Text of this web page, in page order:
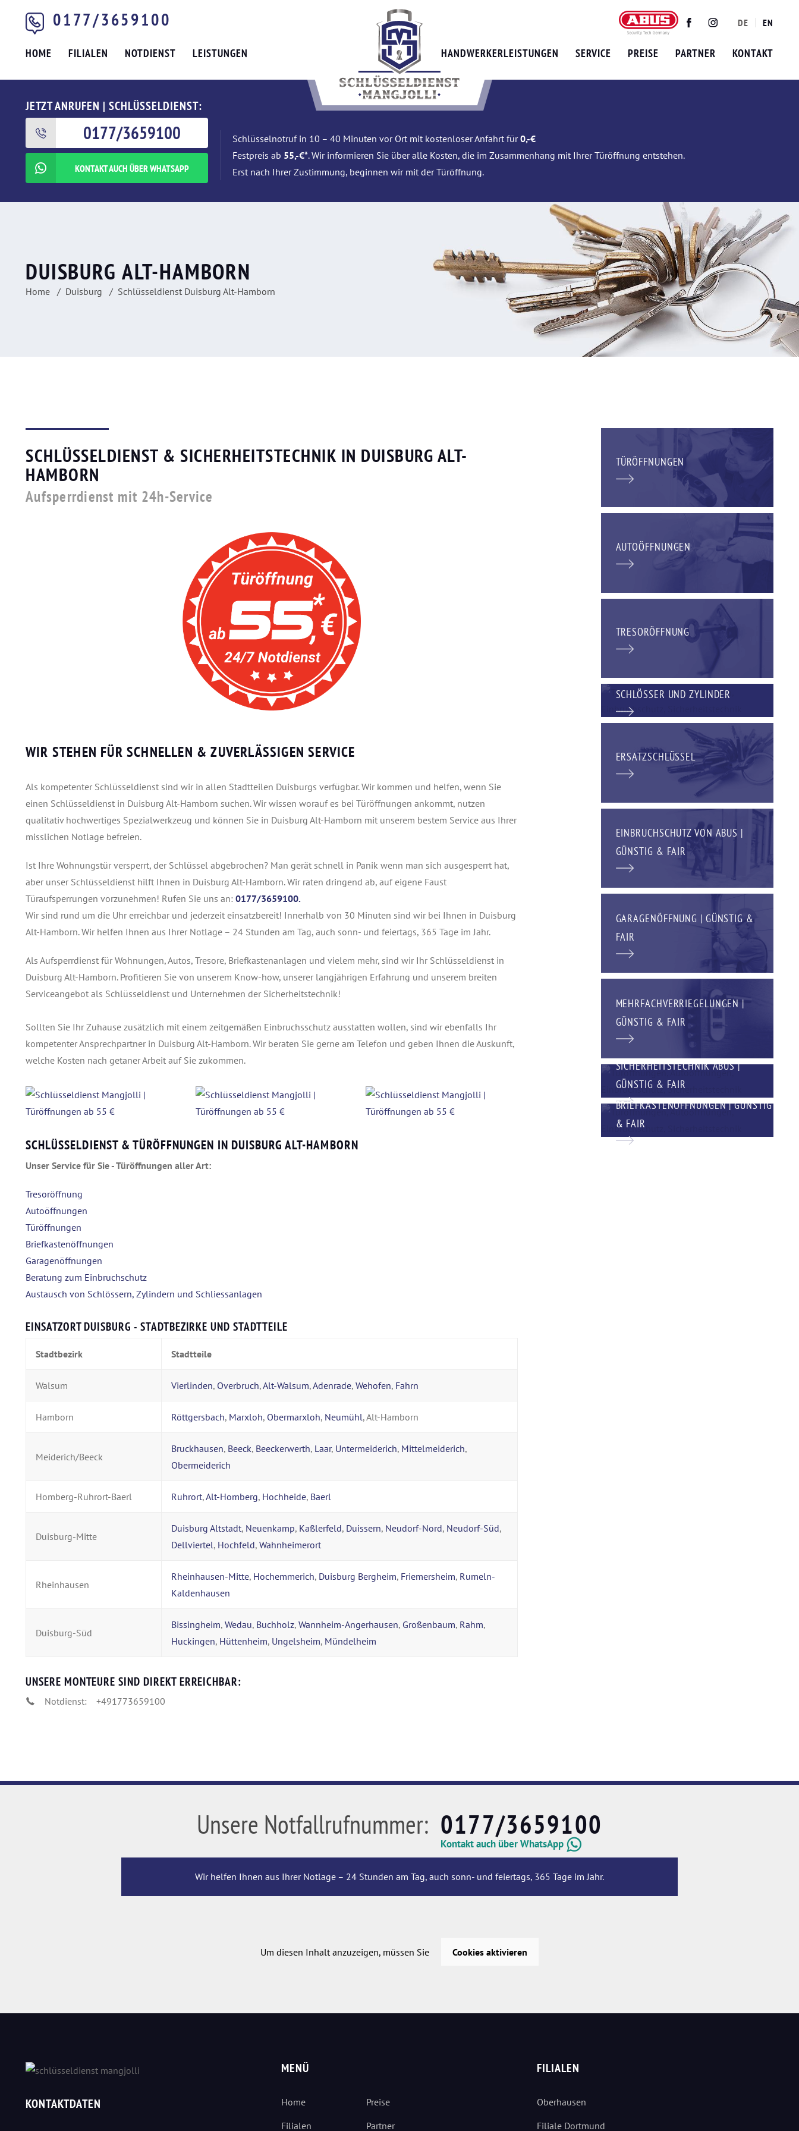
0177/3659100 TwitterFacebookInstagram
DE EN
HOME FILIALEN NOTDIENST LEISTUNGEN HANDWERKERLEISTUNGEN SERVICE PREISE PARTNER KONTAKT
JETZT ANRUFEN | SCHLÜSSELDIENST:
0177/3659100
KONTAKT AUCH ÜBER WHATSAPP
Schlüsselnotruf in 10 – 40 Minuten vor Ort mit kostenloser Anfahrt für0,-€
Festpreis ab 55,-€*. Wir informieren Sie über alle Kosten, die im Zusammenhang mit Ihrer Türöffnung entstehen.
Erst nach Ihrer Zustimmung, beginnen wir mit der Türöffnung.
DUISBURG ALT-HAMBORN
Home Duisburg Schlüsseldienst Duisburg Alt-Hamborn
SCHLÜSSELDIENST & SICHERHEITSTECHNIK IN DUISBURG ALT-
HAMBORN
Aufsperrdienst mit 24h-Service
WIR STEHEN FÜR SCHNELLEN & ZUVERLÄSSIGEN SERVICE
Als kompetenter Schlüsseldienst sind wir in allen Stadtteilen Duisburgs verfügbar. Wir kommen und helfen, wenn Sie
einen Schlüsseldienst in Duisburg Alt-Hamborn suchen. Wir wissen worauf es bei Türöffnungen ankommt, nutzen
qualitativ hochwertiges Spezialwerkzeug und können Sie in Duisburg Alt-Hamborn mit unserem bestem Service aus Ihrer
misslichen Notlage befreien.
Ist Ihre Wohnungstür versperrt, der Schlüssel abgebrochen? Man gerät schnell in Panik wenn man sich ausgesperrt hat,
aber unser Schlüsseldienst hilft Ihnen in Duisburg Alt-Hamborn. Wir raten dringend ab, auf eigene Faust
Türaufsperrungen vorzunehmen! Rufen Sie uns an: 0177/3659100.
Wir sind rund um die Uhr erreichbar und jederzeit einsatzbereit! Innerhalb von 30 Minuten sind wir bei Ihnen in Duisburg
Alt-Hamborn. Wir helfen Ihnen aus Ihrer Notlage – 24 Stunden am Tag, auch sonn- und feiertags, 365 Tage im Jahr.
Als Aufsperrdienst für Wohnungen, Autos, Tresore, Briefkastenanlagen und vielem mehr, sind wir Ihr Schlüsseldienst in
Duisburg Alt-Hamborn. Profitieren Sie von unserem Know-how, unserer langjährigen Erfahrung und unserem breiten
Serviceangebot als Schlüsseldienst und Unternehmen der Sicherheitstechnik!
Sollten Sie Ihr Zuhause zusätzlich mit einem zeitgemäßen Einbruchsschutz ausstatten wollen, sind wir ebenfalls Ihr
kompetenter Ansprechpartner in Duisburg Alt-Hamborn. Wir beraten Sie gerne am Telefon und geben Ihnen die Auskunft,
welche Kosten nach getaner Arbeit auf Sie zukommen.
SCHLÜSSELDIENST & TÜRÖFFNUNGEN IN DUISBURG ALT-HAMBORN
Unser Service für Sie - Türöffnungen aller Art:
Tresoröffnung
Autoöffnungen
Türöffnungen
Briefkastenöffnungen
Garagenöffnungen
Beratung zum Einbruchschutz
Austausch von Schlössern, Zylindern und Schliessanlagen
EINSATZORT DUISBURG - STADTBEZIRKE UND STADTTEILE
Stadtbezirk Stadtteile
Walsum Vierlinden, Overbruch,Alt-Walsum,Adenrade, Wehofen, Fahrn
Hamborn Röttgersbach, Marxloh, Obermarxloh, Neumühl, Alt-Hamborn
Meiderich/Beeck
Bruckhausen, Beeck, Beeckerwerth, Laar, Untermeiderich, Mittelmeiderich,
Obermeiderich
Homberg-Ruhrort-Baerl Ruhrort,Alt-Homberg, Hochheide, Baerl
Duisburg-Mitte
Duisburg Altstadt, Neuenkamp, Kaßlerfeld, Duissern, Neudorf-Nord, Neudorf-Süd,
Dellviertel, Hochfeld, Wahnheimerort
Rheinhausen
Rheinhausen-Mitte, Hochemmerich, Duisburg Bergheim, Friemersheim, Rumeln-
Kaldenhausen
Duisburg-Süd
Bissingheim, Wedau, Buchholz, Wannheim-Angerhausen, Großenbaum, Rahm,
Huckingen, Hüttenheim, Ungelsheim, Mündelheim
UNSERE MONTEURE SIND DIREKT ERREICHBAR:
Notdienst: +491773659100
TÜRÖFFNUNGEN
AUTOÖFFNUNGEN
TRESORÖFFNUNG
SCHLÖSSER UND ZYLINDER
ERSATZSCHLÜSSEL
EINBRUCHSCHUTZ VON ABUS |
GÜNSTIG & FAIR
GARAGENÖFFNUNG | GÜNSTIG &
FAIR
MEHRFACHVERRIEGELUNGEN |
GÜNSTIG & FAIR
SICHERHEITSTECHNIK ABUS |
GÜNSTIG & FAIR
BRIEFKASTENÖFFNUNGEN | GÜNSTIG
& FAIR
Unsere Notfallrufnummer: 0177/3659100
Kontakt auch über WhatsApp
Wir helfen Ihnen aus Ihrer Notlage – 24 Stunden am Tag, auch sonn- und feiertags, 365 Tage im Jahr.
Um diesen Inhalt anzuzeigen, müssen Sie Cookies aktivieren
KONTAKTDATEN
MENÜ
Home
Filialen
Preise
Partner
FILIALEN
Oberhausen
Filiale Dortmund